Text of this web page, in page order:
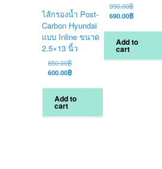
ไส้กรองน้ำ Post-
Carbon Hyundai
แบบ Inline ขนาด
2.5×13 นิ้ว
850.00฿
850.00฿.
600.00฿
is:
600.00฿.
Add to
cart
990.00฿
990.00฿.
690.00฿
is:
690.00฿.
Add to
cart